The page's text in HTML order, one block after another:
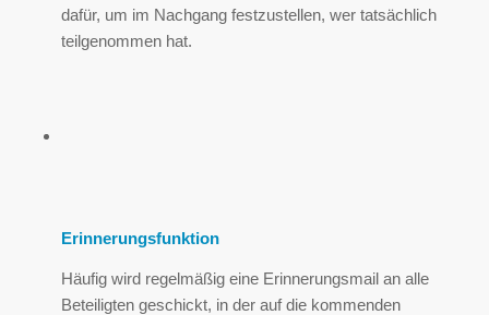
dafür, um im Nachgang festzustellen, wer tatsächlich
teilgenommen hat.
Erinnerungsfunktion
Häufig wird regelmäßig eine Erinnerungsmail an alle
Beteiligten geschickt, in der auf die kommenden